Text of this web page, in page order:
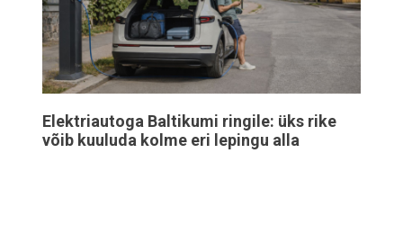
Elektriautoga Baltikumi ringile: üks rike
võib kuuluda kolme eri lepingu alla